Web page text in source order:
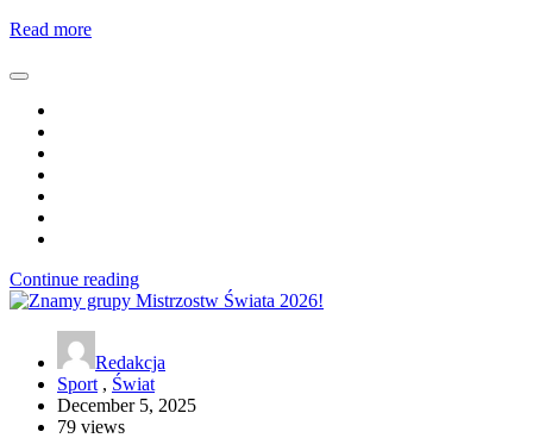
Read more
Continue reading
Redakcja
Sport , Świat
December 5, 2025
79 views